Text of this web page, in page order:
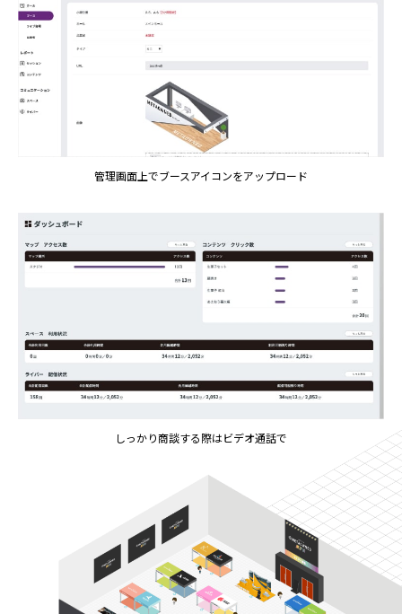
管理画面上でブースアイコンをアップロード
しっかり商談する際はビデオ通話で